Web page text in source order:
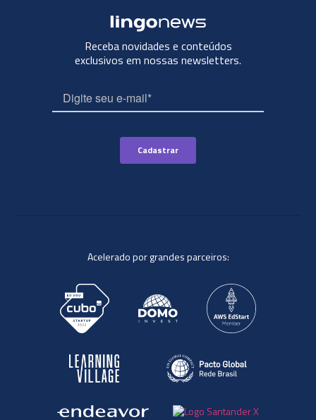
Receba novidades e conteúdos
exclusivos em nossas newsletters.
Acelerado por grandes parceiros: